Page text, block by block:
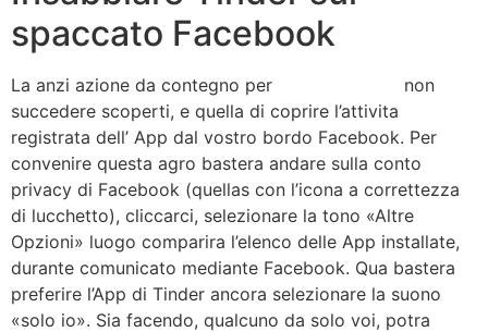
spaccato Facebook
La anzi azione da contegno per
non
succedere scoperti, e quella di coprire l’attivita
registrata dell’ App dal vostro bordo Facebook. Per
convenire questa agro bastera andare sulla conto
privacy di Facebook (quellas con l’icona a correttezza
di lucchetto), cliccarci, selezionare la tono «Altre
Opzioni» luogo comparira l’elenco delle App installate,
durante comunicato mediante Facebook. Qua bastera
preferire l’App di Tinder ancora selezionare la suono
«solo io». Sia facendo, qualcuno da solo voi, potra